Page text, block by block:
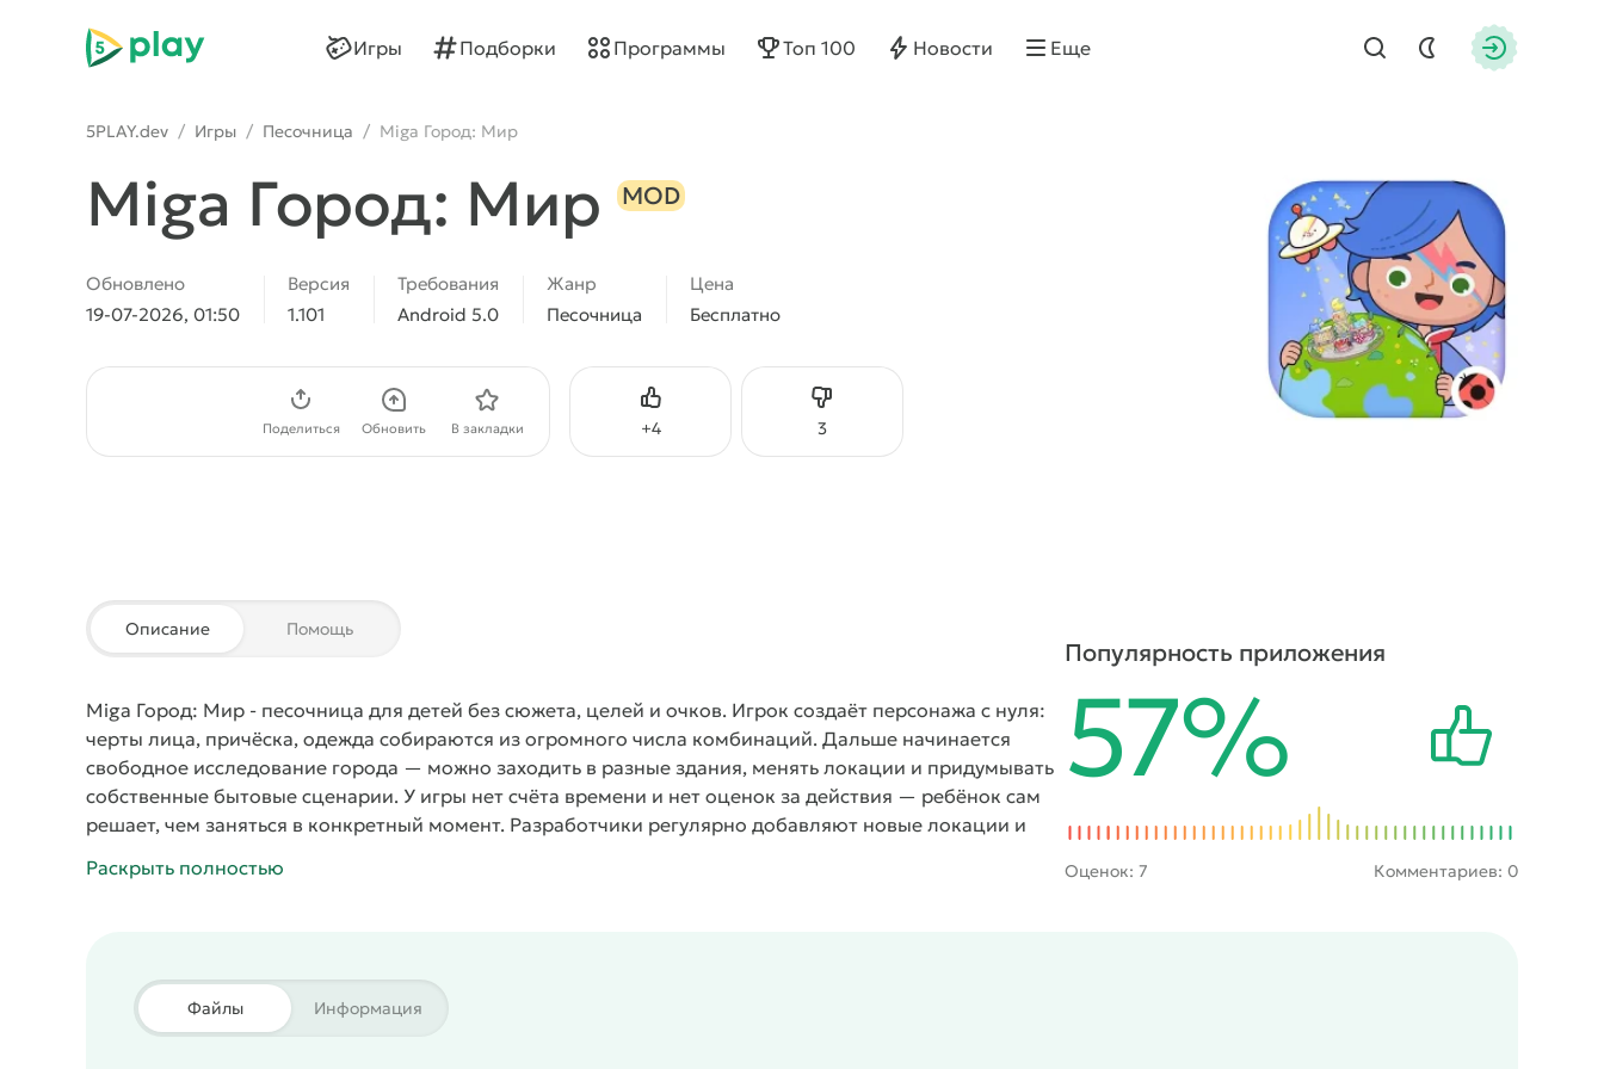
5play
Найти
Игры Подборки Программы Топ 100 Новости Еще
5PLAY.dev / Игры / Песочница / Miga Город: Мир
Miga Город: Мир MOD
Обновлено
19-07-2026, 01:50
Версия
1.101
Требования
Android 5.0
Жанр
Песочница
Цена
Бесплатно
+4Нравится 3Не нравится
Поделиться Обновить В закладки
Описание Помощь
Miga Город: Мир - песочница для детей без сюжета, целей и очков. Игрок создаёт персонажа с нуля:
черты лица, причёска, одежда собираются из огромного числа комбинаций. Дальше начинается
свободное исследование города — можно заходить в разные здания, менять локации и придумывать
собственные бытовые сценарии. У игры нет счёта времени и нет оценок за действия — ребёнок сам
решает, чем заняться в конкретный момент. Разработчики регулярно добавляют новые локации и
здесь нет: нельзя проиграть или сделать что-то неправильно.
товары на любой случай — от еды до мелочей для дома. Отдельная кладовая с инструментами нужна
для уборки пространства и хранения вещей. Каждая локация работает как отдельная маленькая
Раскрыть полностью
Популярность приложения
57%
Оценок: 7 Комментариев: 0
Файлы Информация